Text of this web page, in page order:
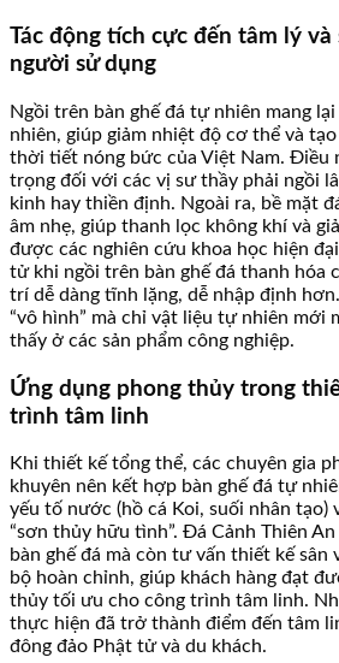
Tác động tích cực đến tâm lý và
người sử dụng
Ngồi trên bàn ghế đá tự nhiên mang
nhiên, giúp giảm nhiệt độ cơ thể và
thời tiết nóng bức của Việt Nam. Điều
trọng đối với các vị sư thầy phải ngồi
kinh hay thiền định. Ngoài ra, bề mặt
âm nhẹ, giúp thanh lọc không khí và
được các nghiên cứu khoa học hiện
tử khi ngồi trên bàn ghế đá thanh hóa
trí dễ dàng tĩnh lặng, dễ nhập định
“vô hình” mà chỉ vật liệu tự nhiên mới
thấy ở các sản phẩm công nghiệp.
Ứng dụng phong thủy trong
trình tâm linh
Khi thiết kế tổng thể, các chuyên gia
khuyên nên kết hợp bàn ghế đá tự
yếu tố nước (hồ cá Koi, suối nhân tạo)
“sơn thủy hữu tình”. Đá Cảnh Thiên
bàn ghế đá mà còn tư vấn thiết kế sân
bộ hoàn chỉnh, giúp khách hàng đạt
thủy tối ưu cho công trình tâm linh.
thực hiện đã trở thành điểm đến tâm
đông đảo Phật tử và du khách.